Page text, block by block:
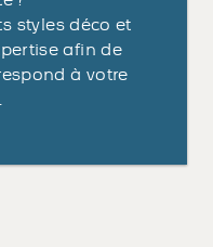
styles déco et
afin de
à votre